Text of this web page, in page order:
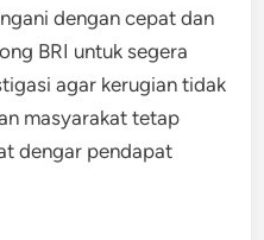
dengan cepat dan
BRI untuk segera
agar kerugian tidak
masyarakat tetap
dengar pendapat